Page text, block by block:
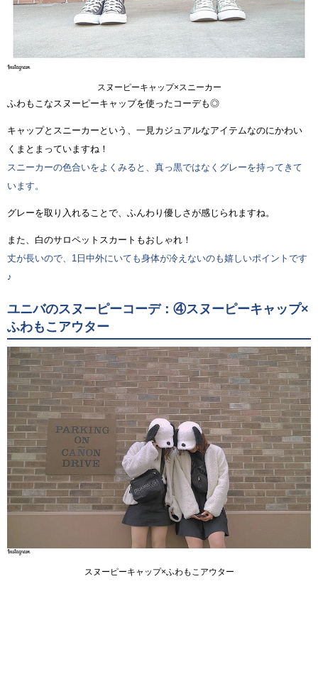
スヌーピーキャップ×スニーカー
ふわもこなスヌーピーキャップを使ったコーデも◎
キャップとスニーカーという、一見カジュアルなアイテムなのにかわい
くまとまっていますね！
スニーカーの色合いをよくみると、真っ黒ではなくグレーを持ってきて
います。
グレーを取り入れることで、ふんわり優しさが感じられますね。
また、白のサロペットスカートもおしゃれ！
丈が長いので、1日中外にいても身体が冷えないのも嬉しいポイントです
♪
ユニバのスヌーピーコーデ：④スヌーピーキャップ×
ふわもこアウター
スヌーピーキャップ×ふわもこアウター